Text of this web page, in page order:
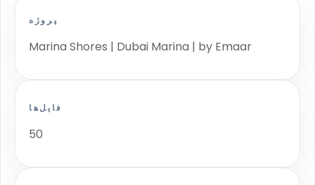
پروژه
Marina Shores | Dubai Marina | by Emaar
فایل‌ها
50